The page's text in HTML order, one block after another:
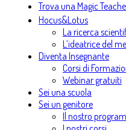
Trova una Magic
Hocus&Lotus
La ricerca
L’ideatrice del
Diventa Insegnante
Corsi di
Webinar gratuiti
Sei una scuola
Sei un genitore
Il nostro